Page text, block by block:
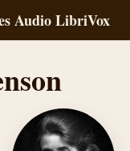
Audio LibriVox